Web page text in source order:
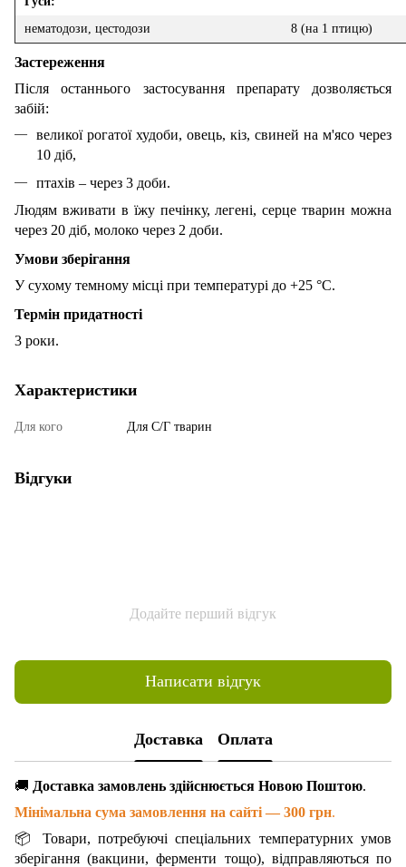
нематодози, цестодози
8 (на 1 птицю)
Застереження
Після останнього застосування препарату дозволяється
забій:
великої рогатої худоби, овець, кіз, свиней на м'ясо через
10 діб,
птахів – через 3 доби.
Людям вживати в їжу печінку, легені, серце тварин можна
через 20 діб, молоко через 2 доби.
Умови зберігання
У сухому темному місці при температурі до +25 °С.
Термін придатності
3 роки.
Характеристики
Для кого Для С/Г тварин
Відгуки
Додайте перший відгук
Написати відгук
Доставка Оплата
🚚 Доставка замовлень здійснюється Новою Поштою.
Мінімальна сума замовлення на сайті — 300 грн.
📦 Товари, потребуючі спеціальних температурних умов
зберігання (вакцини, ферменти тощо), відправляються по